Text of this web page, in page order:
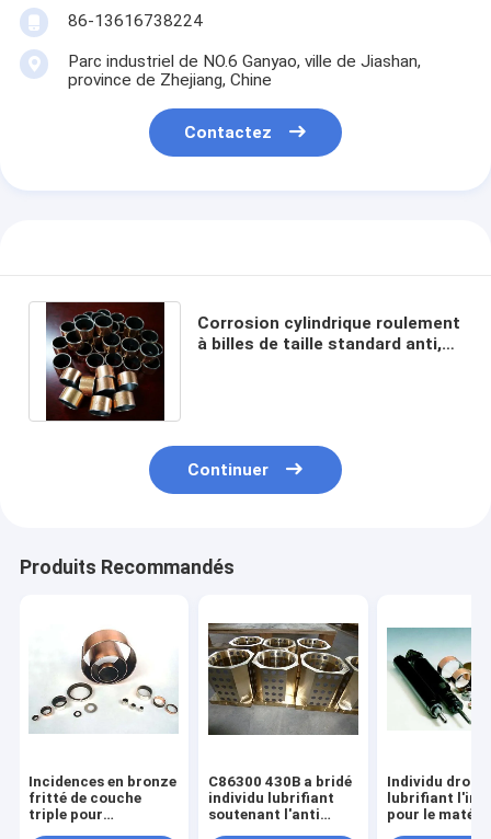
86-13616738224
Parc industriel de NO.6 Ganyao, ville de Jiashan,
province de Zhejiang, Chine
Contactez
Corrosion cylindrique roulement
à billes de taille standard anti,
Continuer
Produits Recommandés
Incidences en bronze
fritté de couche
triple pour
C86300 430B a bridé
individu lubrifiant
soutenant l'anti
Individu droit
lubrifiant
pour le